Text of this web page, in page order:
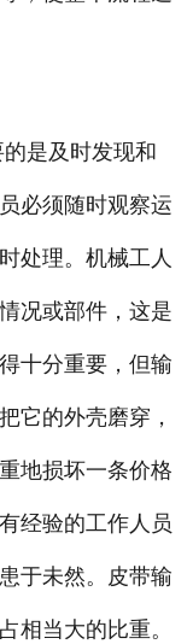
是及时发现和
必须随时观察运
处理。机械工人
况或部件，这是
十分重要，但输
它的外壳磨穿，
地损坏一条价格
经验的工作人员
于未然。皮带输
相当大的比重。